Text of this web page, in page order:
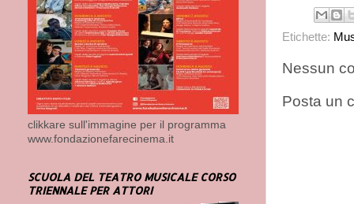
Etichette:
Nessun
Posta un
clikkare sull'immagine per il programma
www.fondazionefarecinema.it
SCUOLA DEL TEATRO MUSICALE CORSO
TRIENNALE PER ATTORI